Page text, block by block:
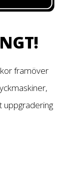
framöver
uppgradering